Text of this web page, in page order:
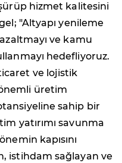
hizmet kalitesini
"Altyapı yenileme
azaltmayı ve kamu
hedefliyoruz.
ve lojistik
üretim
sahip bir
yatırımı savunma
kapısını
istihdam sağlayan ve